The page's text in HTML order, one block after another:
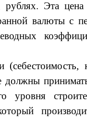
Эта цена
валюты с
должны
уровня